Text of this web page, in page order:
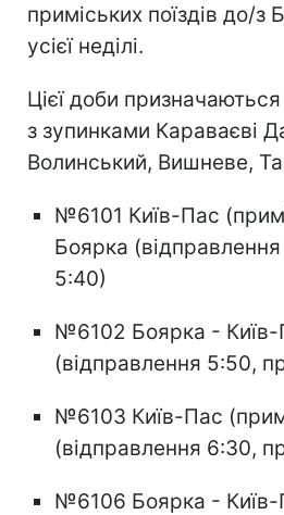
приміських поїздів до/з
усієї неділі.
Цієї доби призначаються
з зупинками Караваєві
Волинський, Вишневе,
№6101 Київ-Пас
Боярка
5:40)
№6102 Боярка -
(відправлення 5:50,
№6103 Київ-Пас
(відправлення 6:30,
№6106 Боярка -